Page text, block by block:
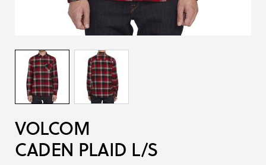
VOLCOM
CADEN PLAID L/S